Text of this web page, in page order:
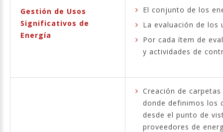
Gestión de Usos
Significativos de
Energía
El conjunto de los
La evaluación de los
Por cada ítem de
y actividades de
Creación de
donde definimos los
desde el punto de
proveedores de